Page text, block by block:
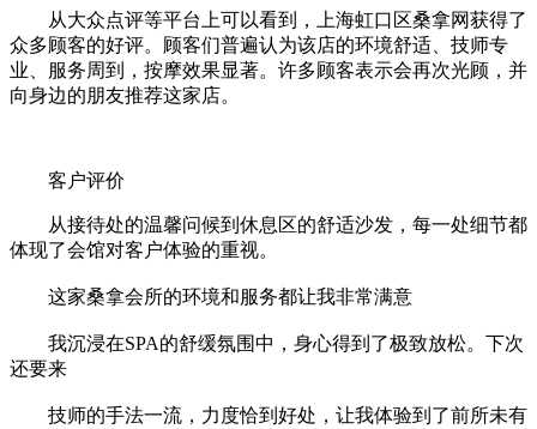
从大众点评等平台上可以看到，上海虹口区桑拿网获得了
众多顾客的好评。顾客们普遍认为该店的环境舒适、技师专
业、服务周到，按摩效果显著。许多顾客表示会再次光顾，并
向身边的朋友推荐这家店。
客户评价
从接待处的温馨问候到休息区的舒适沙发，每一处细节都
体现了会馆对客户体验的重视。
这家桑拿会所的环境和服务都让我非常满意
我沉浸在SPA的舒缓氛围中，身心得到了极致放松。下次
还要来
技师的手法一流，力度恰到好处，让我体验到了前所未有